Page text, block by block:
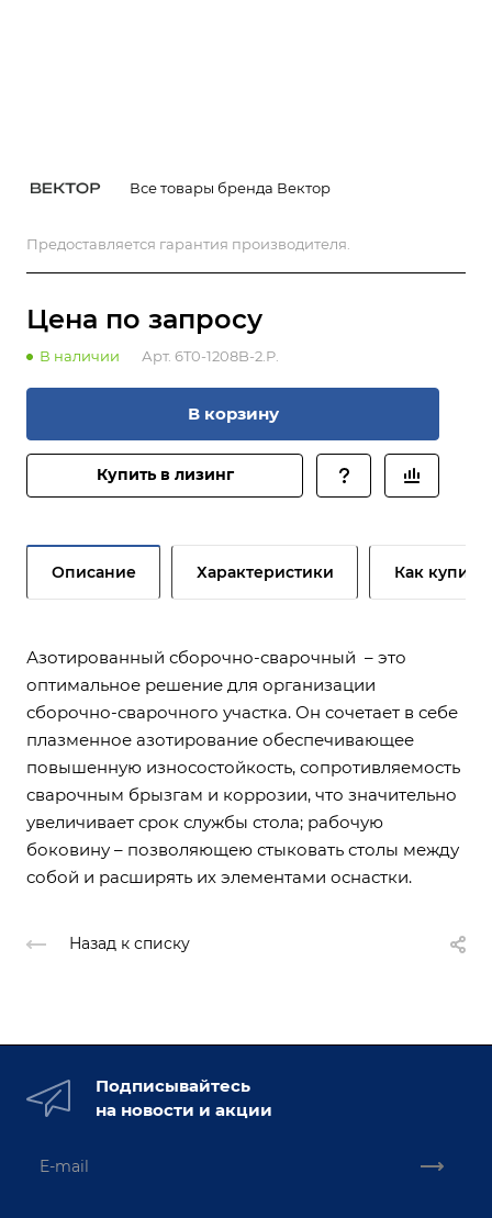
Все товары бренда Вектор
Предоставляется гарантия производителя.
Цена по запросу
В наличии Арт. 6T0-1208B-2.P.
В корзину
Купить в лизинг
Описание Характеристики Как купить
Азотированный сборочно-сварочный – это
оптимальное решение для организации
сборочно-сварочного участка. Он сочетает в себе
плазменное азотирование обеспечивающее
повышенную износостойкость, сопротивляемость
сварочным брызгам и коррозии, что значительно
увеличивает срок службы стола; рабочую
боковину – позволяющею стыковать столы между
собой и расширять их элементами оснастки.
Назад к списку
Подписывайтесь
на новости и акции